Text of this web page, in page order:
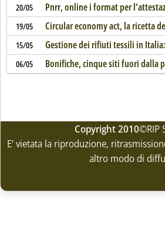
20/05 Pnrr, online i format per
19/05 Circular economy act, la ricetta
15/05 Gestione dei rifiuti tessili in
06/05 Bonifiche, cinque siti fuori dalla
Copyright 2010©RIP
E' vietata la riproduzione,
altro modo di